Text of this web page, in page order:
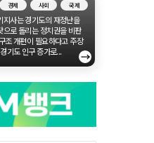
경제 사회 국제
지사는 경기도의 재정난을
으로 돌리는 정치권을 비판
조 개편이 필요하다고 주장
기도 인구 증가로...
→